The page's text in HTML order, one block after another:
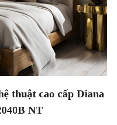
thuật cao cấp Diana
NT